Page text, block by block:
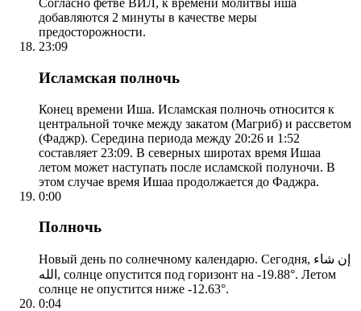
Согласно фетве ВИЛ, к времени молитвы иша
добавляются 2 минуты в качестве меры
предосторожности.
23:09
Исламская полночь
Конец времени Иша. Исламская полночь относится к
центральной точке между закатом (Магриб) и рассветом
(Фаджр). Середина периода между 20:26 и 1:52
составляет 23:09. В северных широтах время Ишаа
летом может наступать после исламской полуночи. В
этом случае время Ишаа продолжается до Фаджра.
0:00
Полночь
Новый день по солнечному календарю. Сегодня, إن شاء
الله, солнце опустится под горизонт на -19.88°. Летом
солнце не опустится ниже -12.63°.
0:04